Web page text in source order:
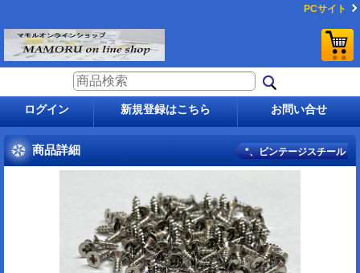
PCサイト
ログイン 新規登録はこちら お問い合せ
商品詳細 *、ビンテージスチール